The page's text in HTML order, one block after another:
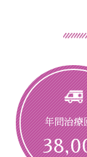
年間治療
2回目以降
く受け続け